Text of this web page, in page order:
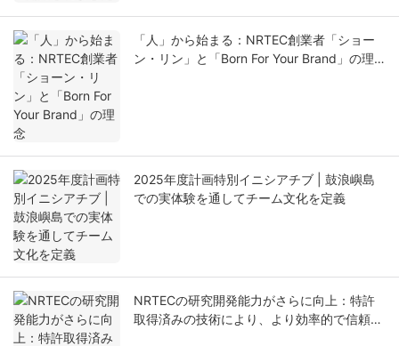
「人」から始まる：NRTEC創業者「ショー
ン・リン」と「Born For Your Brand」の理
2025年度計画特別イニシアチブ | 鼓浪嶼島
での実体験を通してチーム文化を定義
NRTECの研究開発能力がさらに向上：特許
取得済みの技術により、より効率的で信頼性